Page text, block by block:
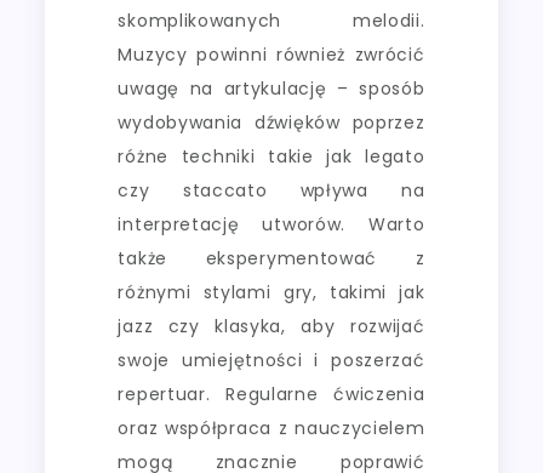
skomplikowanych melodii.
Muzycy powinni również zwrócić
uwagę na artykulację – sposób
wydobywania dźwięków poprzez
różne techniki takie jak legato
czy staccato wpływa na
interpretację utworów. Warto
także eksperymentować z
różnymi stylami gry, takimi jak
jazz czy klasyka, aby rozwijać
swoje umiejętności i poszerzać
repertuar. Regularne ćwiczenia
oraz współpraca z nauczycielem
mogą znacznie poprawić